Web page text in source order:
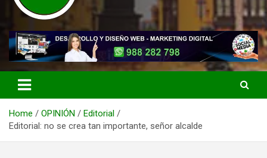
Léeme.pe
Noticias de actualidad del mundo distrital, vecinal, municipal y de
negocios a nivel de Lima Metropolitana, sin descuidar las noticias
de alcance nacional.
Home OPINIÓN
Editorial
Editorial: no se crea tan importante, señor alcalde